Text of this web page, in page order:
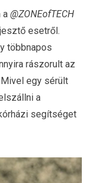
a @ZONEofTECH
esetről.
többnapos
rászorult az
egy sérült
a
segítséget